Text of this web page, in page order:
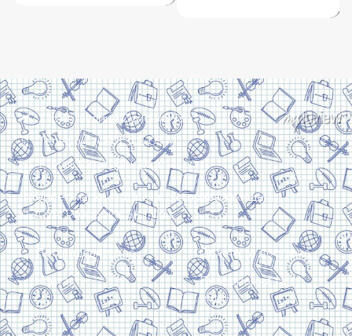
Харків, вулиця Сумська, 13
Телефон: (050) 305-05-41
E-Mail: torsingplus@gmail.com
Інтернет-магазин Торсінг. Усі права захищені
© 2024. Розробка:Skill Unit
Про видавництво
Контакти
Оплата та доставка
Повернення та
обмін